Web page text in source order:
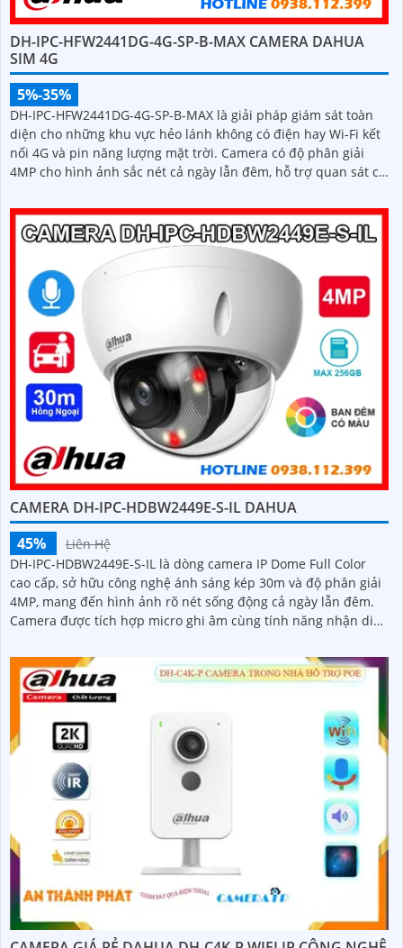
DH-IPC-HFW2441DG-4G-SP-B-MAX CAMERA DAHUA
SIM 4G
5%-35%
DH-IPC-HFW2441DG-4G-SP-B-MAX là giải pháp giám sát toàn
diện cho những khu vực hẻo lánh không có điện hay Wi-Fi kết
nối 4G và pin năng lượng mặt trời. Camera có độ phân giải
4MP cho hình ảnh sắc nét cả ngày lẫn đêm, hỗ trợ quan sát có
chiều
CAMERA DH-IPC-HDBW2449E-S-IL DAHUA
45%
Liên Hệ
DH-IPC-HDBW2449E-S-IL là dòng camera IP Dome Full Color
cao cấp, sở hữu công nghệ ánh sáng kép 30m và độ phân giải
4MP, mang đến hình ảnh rõ nét sống động cả ngày lẫn đêm.
Camera được tích hợp micro ghi âm cùng tính năng nhận diện